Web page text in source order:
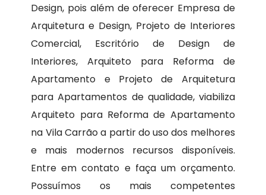
Design, pois além de oferecer Empresa de
Arquitetura e Design, Projeto de Interiores
Comercial, Escritório de Design de
Interiores, Arquiteto para Reforma de
Apartamento e Projeto de Arquitetura
para Apartamentos de qualidade, viabiliza
Arquiteto para Reforma de Apartamento
na Vila Carrão a partir do uso dos melhores
e mais modernos recursos disponíveis.
Entre em contato e faça um orçamento.
Possuímos os mais competentes